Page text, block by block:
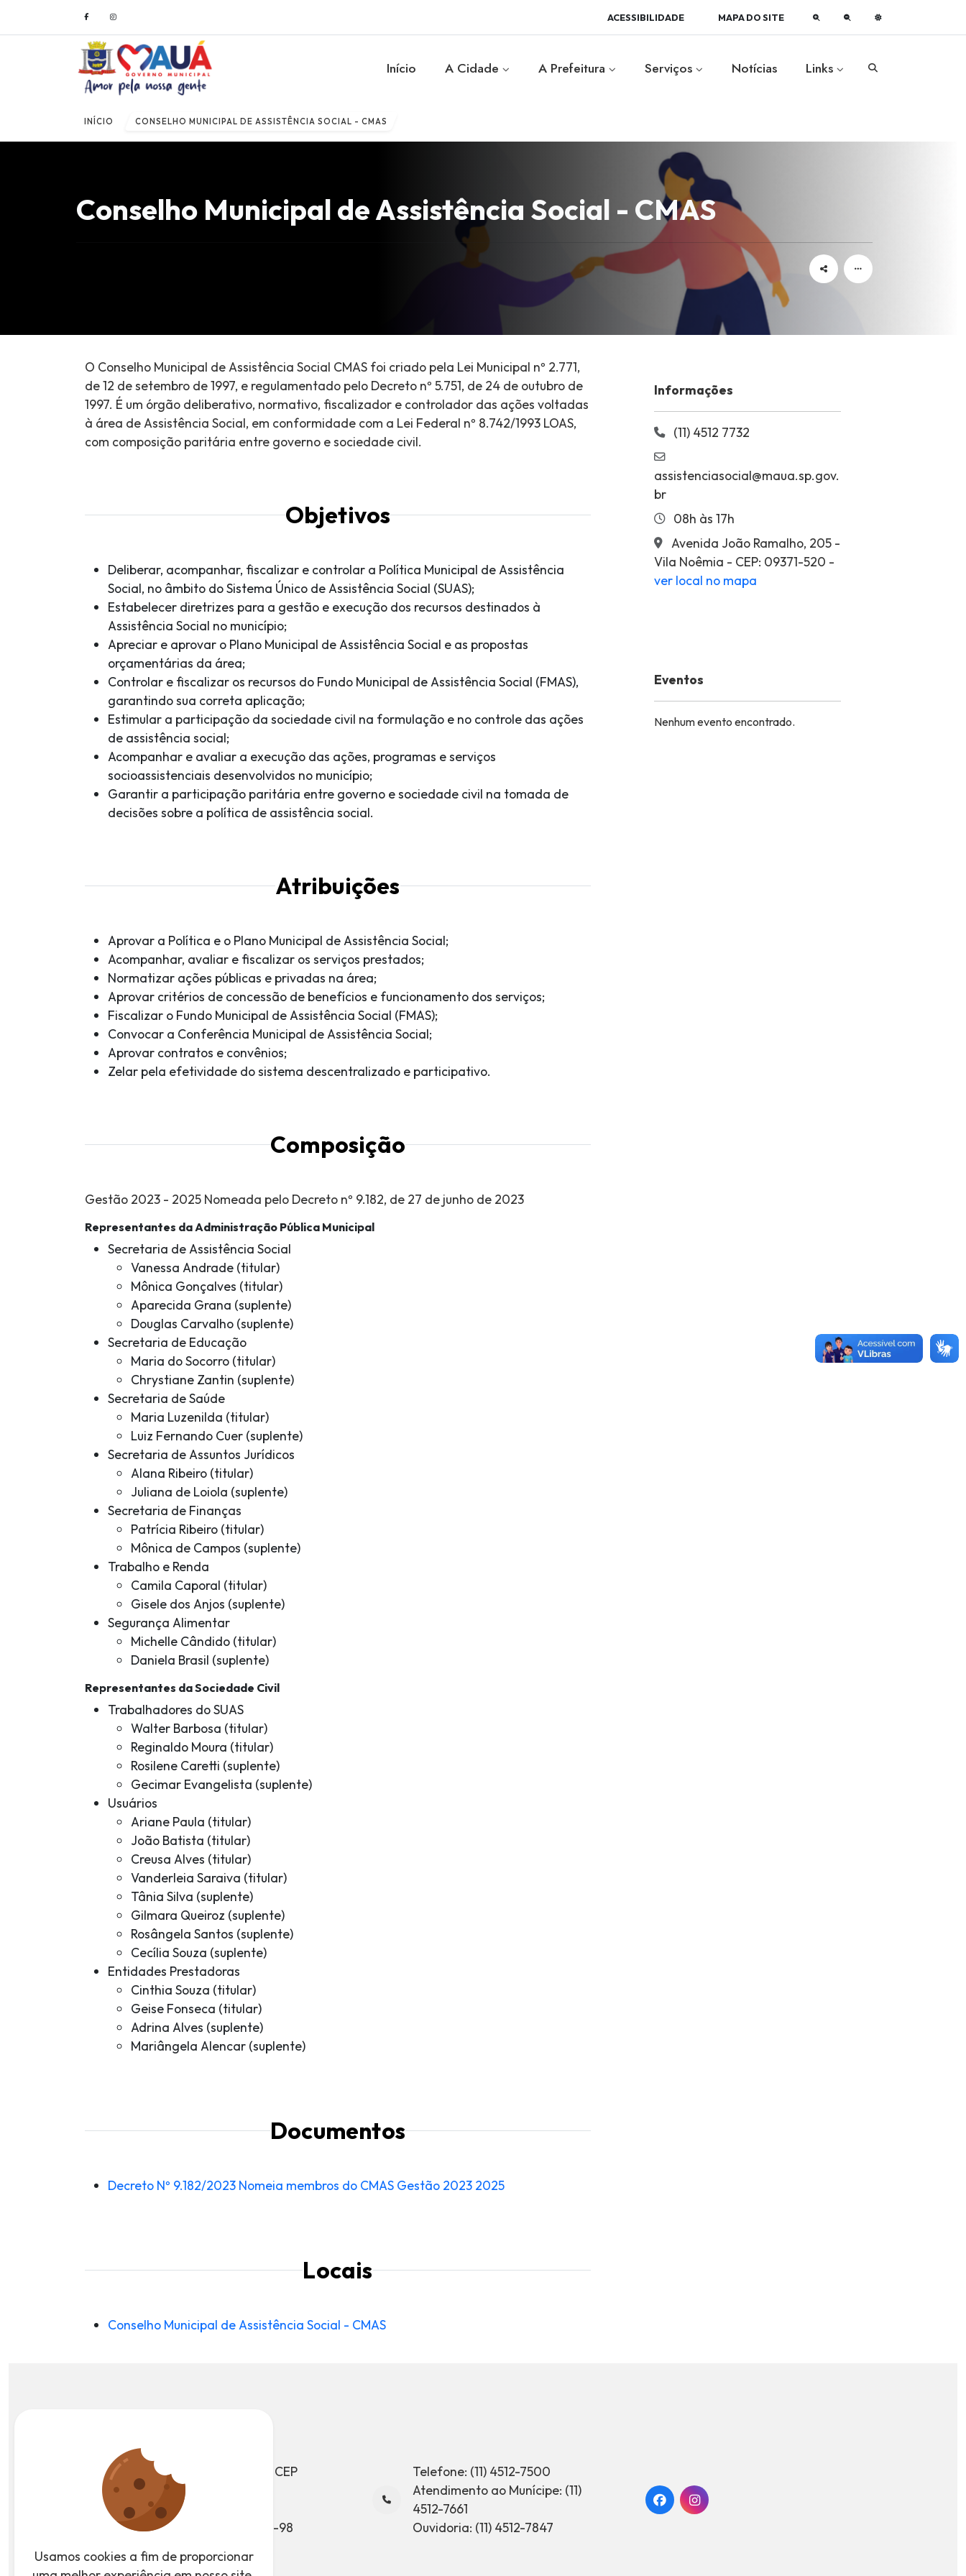
ACESSIBILIDADE MAPA DO SITE
Início A Cidade A Prefeitura Serviços Notícias Links
INÍCIO CONSELHO MUNICIPAL DE ASSISTÊNCIA SOCIAL - CMAS
Conselho Municipal de Assistência Social - CMAS
O Conselho Municipal de Assistência Social CMAS foi criado pela Lei Municipal nº 2.771,
de 12 de setembro de 1997, e regulamentado pelo Decreto nº 5.751, de 24 de outubro de
1997. É um órgão deliberativo, normativo, fiscalizador e controlador das ações voltadas
à área de Assistência Social, em conformidade com a Lei Federal nº 8.742/1993 LOAS,
com composição paritária entre governo e sociedade civil.
Objetivos
Deliberar, acompanhar, fiscalizar e controlar a Política Municipal de Assistência
Social, no âmbito do Sistema Único de Assistência Social (SUAS);
Estabelecer diretrizes para a gestão e execução dos recursos destinados à
Assistência Social no município;
Apreciar e aprovar o Plano Municipal de Assistência Social e as propostas
orçamentárias da área;
Controlar e fiscalizar os recursos do Fundo Municipal de Assistência Social (FMAS),
garantindo sua correta aplicação;
Estimular a participação da sociedade civil na formulação e no controle das ações
de assistência social;
Acompanhar e avaliar a execução das ações, programas e serviços
socioassistenciais desenvolvidos no município;
Garantir a participação paritária entre governo e sociedade civil na tomada de
decisões sobre a política de assistência social.
Atribuições
Aprovar a Política e o Plano Municipal de Assistência Social;
Acompanhar, avaliar e fiscalizar os serviços prestados;
Normatizar ações públicas e privadas na área;
Aprovar critérios de concessão de benefícios e funcionamento dos serviços;
Fiscalizar o Fundo Municipal de Assistência Social (FMAS);
Convocar a Conferência Municipal de Assistência Social;
Aprovar contratos e convênios;
Zelar pela efetividade do sistema descentralizado e participativo.
Composição
Gestão 2023 - 2025 Nomeada pelo Decreto nº 9.182, de 27 de junho de 2023
Representantes da Administração Pública Municipal
Secretaria de Assistência Social
Vanessa Andrade (titular)
Mônica Gonçalves (titular)
Aparecida Grana (suplente)
Douglas Carvalho (suplente)
Secretaria de Educação
Maria do Socorro (titular)
Chrystiane Zantin (suplente)
Secretaria de Saúde
Maria Luzenilda (titular)
Luiz Fernando Cuer (suplente)
Secretaria de Assuntos Jurídicos
Alana Ribeiro (titular)
Juliana de Loiola (suplente)
Secretaria de Finanças
Patrícia Ribeiro (titular)
Mônica de Campos (suplente)
Trabalho e Renda
Camila Caporal (titular)
Gisele dos Anjos (suplente)
Segurança Alimentar
Michelle Cândido (titular)
Daniela Brasil (suplente)
Representantes da Sociedade Civil
Trabalhadores do SUAS
Walter Barbosa (titular)
Reginaldo Moura (titular)
Rosilene Caretti (suplente)
Gecimar Evangelista (suplente)
Usuários
Ariane Paula (titular)
João Batista (titular)
Creusa Alves (titular)
Vanderleia Saraiva (titular)
Tânia Silva (suplente)
Gilmara Queiroz (suplente)
Rosângela Santos (suplente)
Cecília Souza (suplente)
Entidades Prestadoras
Cinthia Souza (titular)
Geise Fonseca (titular)
Adrina Alves (suplente)
Mariângela Alencar (suplente)
Documentos
Decreto Nº 9.182/2023 Nomeia membros do CMAS Gestão 2023 2025
Locais
Conselho Municipal de Assistência Social - CMAS
Informações
(11) 4512 7732
assistenciasocial@maua.sp.gov.
br
08h às 17h
Avenida João Ramalho, 205 -
Vila Noêmia - CEP: 09371-520 -
ver local no mapa
Eventos
Nenhum evento encontrado.
Av. João Ramalho, 205, CEP
09371-520
Vila Noêmia, Mauá - SP
CNPJ: 46.522.959/0001-98
Telefone: (11) 4512-7500
Atendimento ao Munícipe: (11)
4512-7661
Ouvidoria: (11) 4512-7847
Usamos cookies a fim de proporcionar